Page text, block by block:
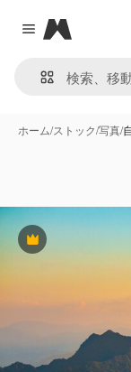
Close menu
Magnific
ホーム/ストック/写真/
Premium